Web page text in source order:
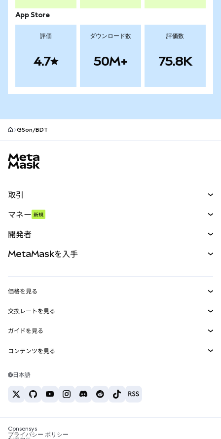
App Store
評価
4.7
ダウンロード数
50M+
評価数
75.8K
GSon/BDT
取引
パーペチュアル
RWA
マネー 新規
開発者
MetaMask Connect
Snaps
Web3サービス
MetaMaskを入手
セキュリティ
サポート
キャリア
お問い合わせ
価格を見る
イーサリアムの価格
Solanaの価格
Tetherの価格
交換レートを見る
ETH→USD
USDT→INR
BTC→INR
ETH→USDT
ガイドを見る
ETHの購入
USDTの購入
SHIBの購入
コンテンツを見る
Solanaウォレット
税制関連ニュース
日本語
Consensys
プライバシー ポリシー